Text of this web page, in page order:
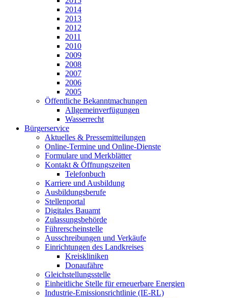
2014
2013
2012
2011
2010
2009
2008
2007
2006
2005
Öffentliche Bekanntmachungen
Allgemeinverfügungen
Wasserrecht
Bürgerservice
Aktuelles & Pressemitteilungen
Online-Termine und Online-Dienste
Formulare und Merkblätter
Kontakt & Öffnungszeiten
Telefonbuch
Karriere und Ausbildung
Ausbildungsberufe
Stellenportal
Digitales Bauamt
Zulassungsbehörde
Führerscheinstelle
Ausschreibungen und Verkäufe
Einrichtungen des Landkreises
Kreiskliniken
Donaufähre
Gleichstellungsstelle
Einheitliche Stelle für erneuerbare Energien
Industrie-Emissionsrichtlinie (IE-RL)